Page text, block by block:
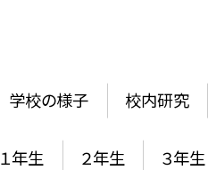
学校の様子 校内研究
１年生 ２年生 ３年生